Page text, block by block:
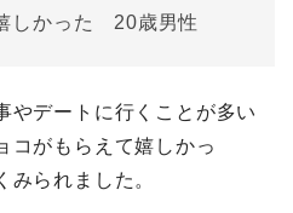
しかった 20歳男性
やデートに行くことが多い
コがもらえて嬉しかっ
みられました。